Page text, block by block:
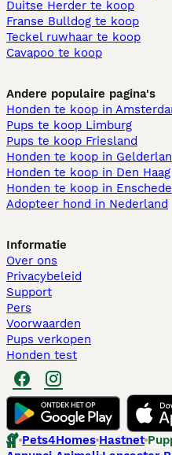
Duitse Herder te koop
Franse Bulldog te koop
Teckel ruwhaar te koop
Cavapoo te koop
Andere populaire pagina's
Honden te koop in
Pups te koop Limburg​
Pups te koop Friesland​
Honden te koop in
Honden te koop in Den Haag
Honden te koop in Enschede
Adopteer hond in Nederland
Informatie
Over ons
Privacybeleid
Support
Pers
Voorwaarden
Pups verkopen
Honden test
Pets4Homes Hastnet